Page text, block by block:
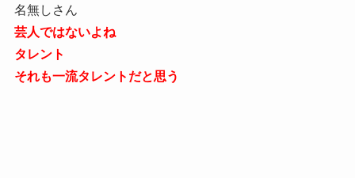
名無しさん
芸人ではないよね
タレント
それも一流タレントだと思う